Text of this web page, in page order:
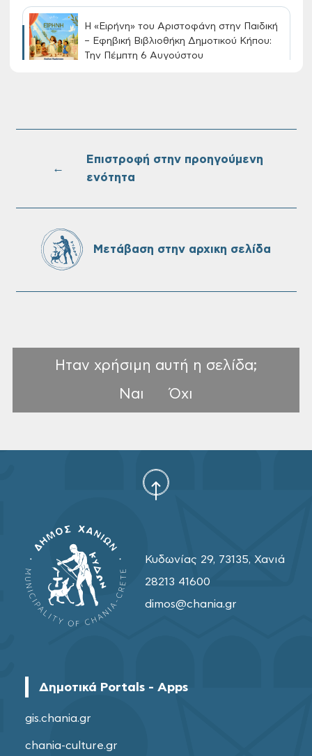
Η «Ειρήνη» του Αριστοφάνη στην Παιδική
– Εφηβική Βιβλιοθήκη Δημοτικού Κήπου:
Την Πέμπτη 6 Αυγούστου
Πλαστήρα της Δ.Κ. Τσικαλαριών
Πίνακες Κατάταξης & Βαθμολογίας,
πίνακες της προκήρυξης ΣΟΧ 3/2026 του
←
Επιστροφή στην προηγούμενη
ενότητα
Μετάβαση στην αρχικη σελίδα
Ηταν χρήσιμη αυτή η σελίδα;
Ναι
Όχι
Κυδωνίας 29, 73135, Χανιά
28213 41600
dimos@chania.gr
Δημοτικά Portals - Apps
gis.chania.gr
chania-culture.gr